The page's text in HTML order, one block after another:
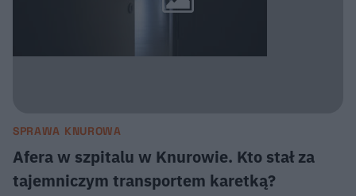
SPRAWA KNUROWA
Afera w szpitalu w Knurowie. Kto stał za
tajemniczym transportem karetką?